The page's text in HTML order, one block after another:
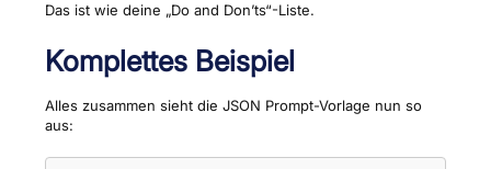
Das ist wie deine „Do and Don’ts“-Liste.
Komplettes Beispiel
Alles zusammen sieht die JSON Prompt-Vorlage nun so
aus: